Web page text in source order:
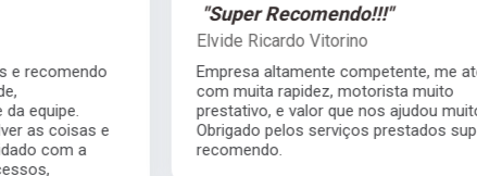
"Super Recomendo!!!"
Elvide Ricardo Vitorino
Empresa altamente competente, me atendeu
com muita rapidez, motorista muito
prestativo, e valor que nos ajudou muito.
Obrigado pelos serviços prestados super
recomendo.